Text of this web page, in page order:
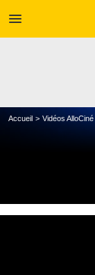
menu
Accueil Vidéos AlloCiné